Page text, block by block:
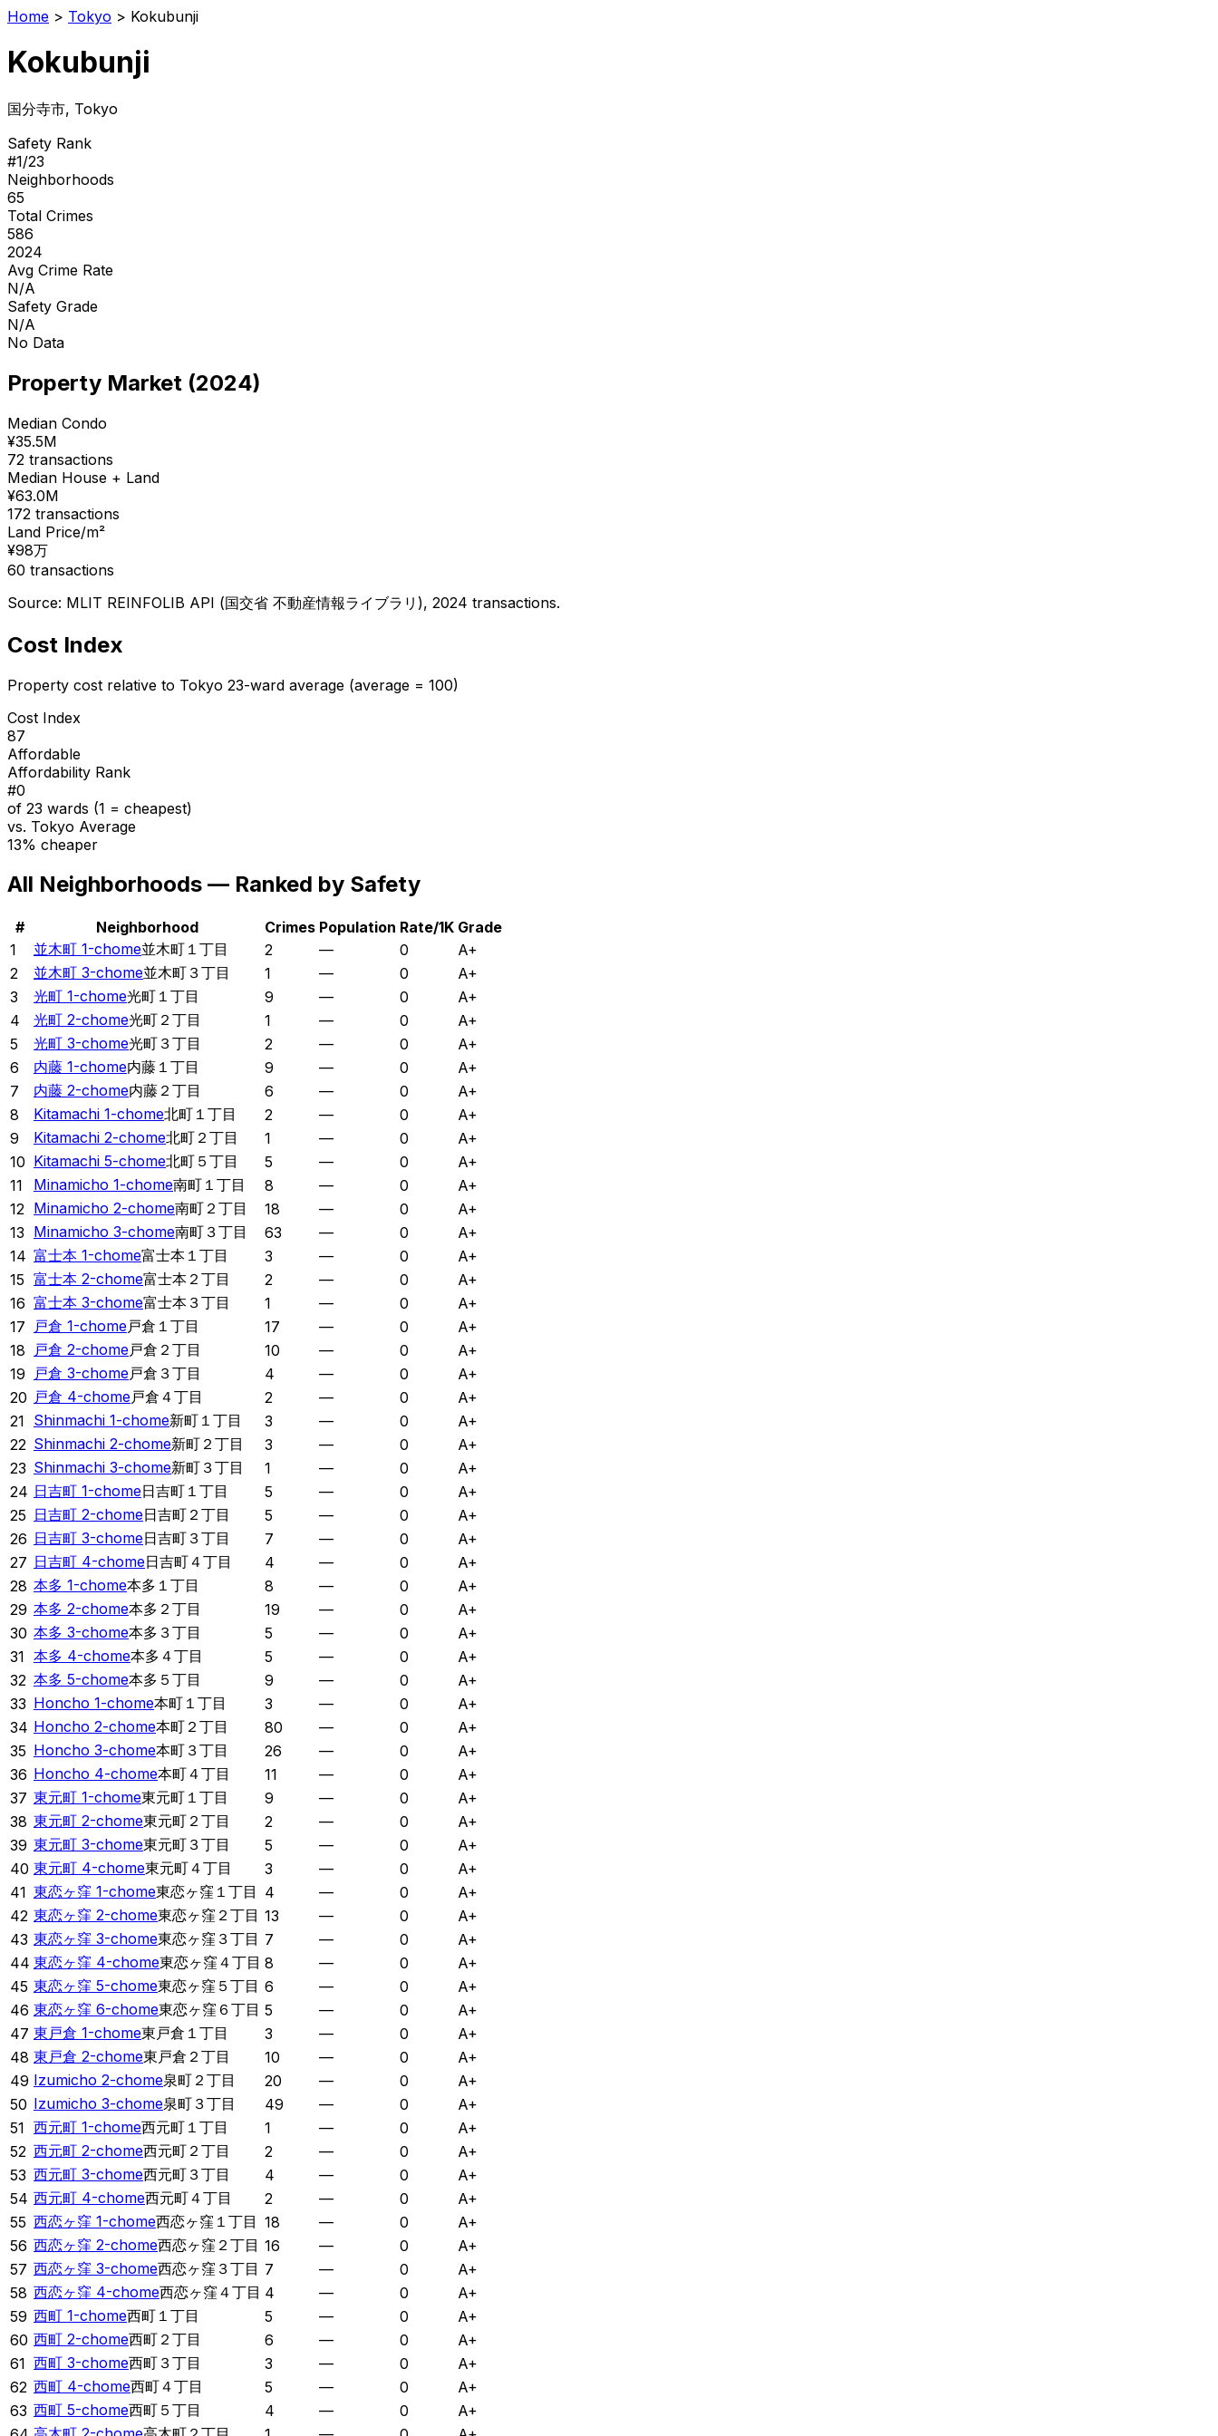
Home > Tokyo > Kokubunji
Kokubunji
国分寺市, Tokyo
Safety Rank
#1/23
Neighborhoods
65
Total Crimes
586
2024
Avg Crime Rate
N/A
Safety Grade
N/A
No Data
Property Market (2024)
Median Condo
¥35.5M
72 transactions
Median House + Land
¥63.0M
172 transactions
Land Price/m²
¥98万
60 transactions
Source: MLIT REINFOLIB API (国交省 不動産情報ライブラリ), 2024 transactions.
Cost Index
Property cost relative to Tokyo 23-ward average (average = 100)
Cost Index
87
Affordable
Affordability Rank
#0
of 23 wards (1 = cheapest)
vs. Tokyo Average
13% cheaper
All Neighborhoods — Ranked by Safety
# Neighborhood Crimes Population Rate/1K Grade
1
並木町 1-chome並木町１丁目 2 — 0
A+
2
並木町 3-chome並木町３丁目 1 — 0
A+
3
光町 1-chome光町１丁目 9 — 0
A+
4
光町 2-chome光町２丁目 1 — 0
A+
5
光町 3-chome光町３丁目 2 — 0
A+
6
内藤 1-chome内藤１丁目 9 — 0
A+
7
内藤 2-chome内藤２丁目 6 — 0
A+
8
Kitamachi 1-chome北町１丁目 2 — 0
A+
9
Kitamachi 2-chome北町２丁目 1 — 0
A+
10 Kitamachi 5-chome北町５丁目 5 — 0
A+
11
Minamicho 1-chome南町１丁目 8 — 0
A+
12 Minamicho 2-chome南町２丁目 18 — 0
A+
13 Minamicho 3-chome南町３丁目 63 — 0
A+
14 富士本 1-chome富士本１丁目 3 — 0
A+
15 富士本 2-chome富士本２丁目 2 — 0
A+
16 富士本 3-chome富士本３丁目 1 — 0
A+
17
戸倉 1-chome戸倉１丁目 17 — 0
A+
18
戸倉 2-chome戸倉２丁目 10 — 0
A+
19
戸倉 3-chome戸倉３丁目 4 — 0
A+
20 戸倉 4-chome戸倉４丁目 2 — 0
A+
21 Shinmachi 1-chome新町１丁目 3 — 0
A+
22 Shinmachi 2-chome新町２丁目 3 — 0
A+
23 Shinmachi 3-chome新町３丁目 1 — 0
A+
24 日吉町 1-chome日吉町１丁目 5 — 0
A+
25 日吉町 2-chome日吉町２丁目 5 — 0
A+
26 日吉町 3-chome日吉町３丁目 7 — 0
A+
27 日吉町 4-chome日吉町４丁目 4 — 0
A+
28 本多 1-chome本多１丁目 8 — 0
A+
29 本多 2-chome本多２丁目 19 — 0
A+
30 本多 3-chome本多３丁目 5 — 0
A+
31 本多 4-chome本多４丁目 5 — 0
A+
32 本多 5-chome本多５丁目 9 — 0
A+
33 Honcho 1-chome本町１丁目 3 — 0
A+
34 Honcho 2-chome本町２丁目 80 — 0
A+
35 Honcho 3-chome本町３丁目 26 — 0
A+
36 Honcho 4-chome本町４丁目 11 — 0
A+
37 東元町 1-chome東元町１丁目 9 — 0
A+
38 東元町 2-chome東元町２丁目 2 — 0
A+
39 東元町 3-chome東元町３丁目 5 — 0
A+
40 東元町 4-chome東元町４丁目 3 — 0
A+
41 東恋ヶ窪 1-chome東恋ヶ窪１丁目 4 — 0
A+
42 東恋ヶ窪 2-chome東恋ヶ窪２丁目 13 — 0
A+
43 東恋ヶ窪 3-chome東恋ヶ窪３丁目 7 — 0
A+
44 東恋ヶ窪 4-chome東恋ヶ窪４丁目 8 — 0
A+
45 東恋ヶ窪 5-chome東恋ヶ窪５丁目 6 — 0
A+
46 東恋ヶ窪 6-chome東恋ヶ窪６丁目 5 — 0
A+
47 東戸倉 1-chome東戸倉１丁目 3 — 0
A+
48 東戸倉 2-chome東戸倉２丁目 10 — 0
A+
49 Izumicho 2-chome泉町２丁目 20 — 0
A+
50 Izumicho 3-chome泉町３丁目 49 — 0
A+
51 西元町 1-chome西元町１丁目 1 — 0
A+
52 西元町 2-chome西元町２丁目 2 — 0
A+
53 西元町 3-chome西元町３丁目 4 — 0
A+
54 西元町 4-chome西元町４丁目 2 — 0
A+
55 西恋ヶ窪 1-chome西恋ヶ窪１丁目 18 — 0
A+
56 西恋ヶ窪 2-chome西恋ヶ窪２丁目 16 — 0
A+
57 西恋ヶ窪 3-chome西恋ヶ窪３丁目 7 — 0
A+
58 西恋ヶ窪 4-chome西恋ヶ窪４丁目 4 — 0
A+
59 西町 1-chome西町１丁目 5 — 0
A+
60 西町 2-chome西町２丁目 6 — 0
A+
61 西町 3-chome西町３丁目 3 — 0
A+
62 西町 4-chome西町４丁目 5 — 0
A+
63 西町 5-chome西町５丁目 4 — 0
A+